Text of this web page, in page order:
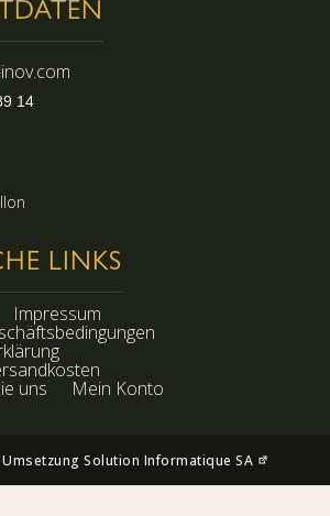
14
LINKS
Impressum
uns Mein Konto
UmsetzungSolution Informatique SA